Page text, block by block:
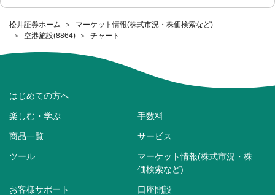
松井証券ホーム
マーケット情報(株式市況・株価検索など)
空港施設(8864)
チャート
はじめての方へ
楽しむ・学ぶ 手数料
商品一覧 サービス
ツール
マーケット情報(株式市況・株
価検索など)
お客様サポート 口座開設